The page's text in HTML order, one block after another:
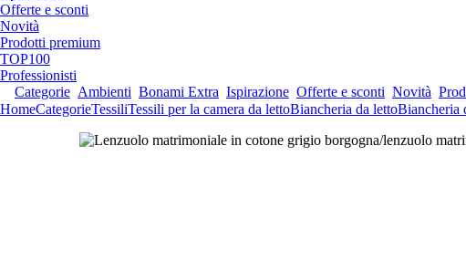
Offerte e sconti
Novità
Prodotti premium
TOP100
Professionisti
Categorie Ambienti Bonami Extra Ispirazione Offerte e sconti Novità
HomeCategorieTessiliTessili per la camera da lettoBiancheria da lettoBiancheria